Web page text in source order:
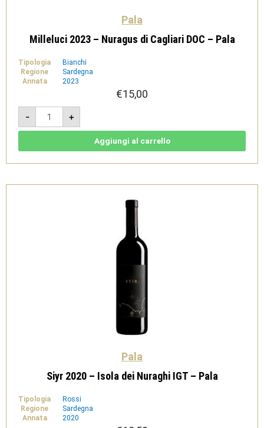
Pala
Milleluci 2023 – Nuragus di Cagliari DOC – Pala
Tipologia
Bianchi
Regione
Sardegna
Annata
2023
€15,00
-
Milleluci
2023
-
Nuragus
-
+
Aggiungi al carrello
Pala
Siyr 2020 – Isola dei Nuraghi IGT – Pala
Tipologia
Rossi
Regione
Sardegna
Annata
2020